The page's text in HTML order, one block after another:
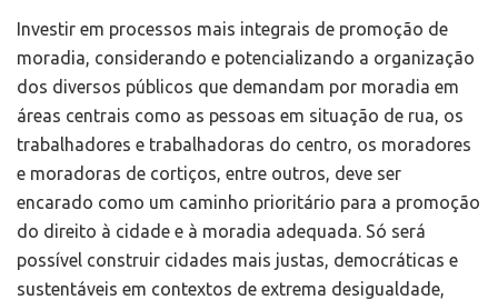
Investir em processos mais integrais de promoção de
moradia, considerando e potencializando a organização
dos diversos públicos que demandam por moradia em
áreas centrais como as pessoas em situação de rua, os
trabalhadores e trabalhadoras do centro, os moradores
e moradoras de cortiços, entre outros, deve ser
encarado como um caminho prioritário para a promoção
do direito à cidade e à moradia adequada. Só será
possível construir cidades mais justas, democráticas e
sustentáveis em contextos de extrema desigualdade,